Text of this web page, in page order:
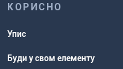
КОРИСНО
Упис
Буди у свом елементу